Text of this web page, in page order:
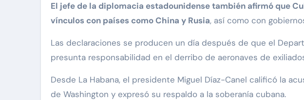
El jefe de la diplomacia estadounidense también afirmó que
vínculos con países como China y Rusia, así como con
Las declaraciones se producen un día después de que el
presunta responsabilidad en el derribo de aeronaves de
Desde La Habana, el presidente Miguel Díaz-Canel calificó la
de Washington y expresó su respaldo a la soberanía cubana.